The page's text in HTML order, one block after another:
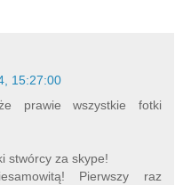
15:27:00
prawie wszystkie fotki
stwórcy za skype!
Pierwszy raz